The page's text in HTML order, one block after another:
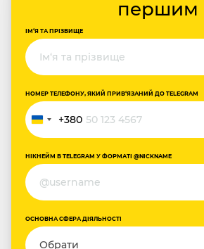
першим
ІМ‘Я ТА ПРІЗВИЩЕ
НОМЕР ТЕЛЕФОНУ, ЯКИЙ ПРИВ‘ЯЗАНИЙ ДО TELEGRAM
Ukraine
+380
+380
НІКНЕЙМ В TELEGRAM У ФОРМАТІ @NICKNAME
ОСНОВНА СФЕРА ДІЯЛЬНОСТІ